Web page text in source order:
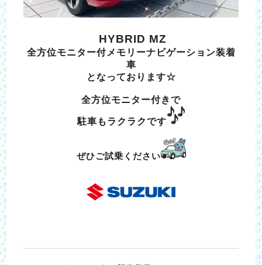
HYBRID MZ
全方位モニター付メモリーナビゲーション装着
車
となっております☆
全方位モニター付きで
駐車もラクラクです
ぜひご試乗ください